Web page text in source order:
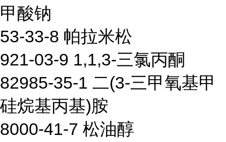
甲酸钠
53-33-8 帕拉米松
921-03-9 1,1,3-三氯丙酮
82985-35-1 二(3-三甲氧基甲
硅烷基丙基)胺
8000-41-7 松油醇